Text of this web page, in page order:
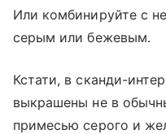
Или комбинируйте с
серым или бежевым.
Кстати, в сканди-
выкрашены не в
примесью серого и